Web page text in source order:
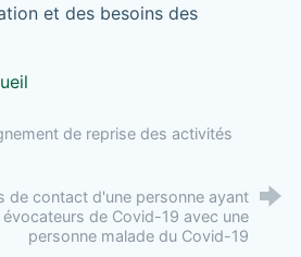
et des besoins des
de reprise des activités
de contact d'une personne ayant
de Covid-19 avec une
personne malade du Covid-19